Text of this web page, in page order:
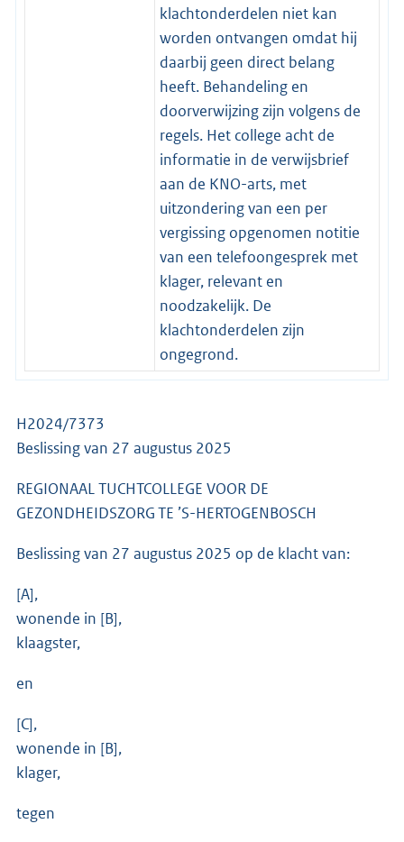
klachtonderdelen niet kan
worden ontvangen omdat hij
daarbij geen direct belang
heeft. Behandeling en
doorverwijzing zijn volgens de
regels. Het college acht de
informatie in de verwijsbrief
aan de KNO-arts, met
uitzondering van een per
vergissing opgenomen notitie
van een telefoongesprek met
klager, relevant en
noodzakelijk. De
klachtonderdelen zijn
ongegrond.
H2024/7373
Beslissing van 27 augustus 2025
REGIONAAL TUCHTCOLLEGE VOOR DE
GEZONDHEIDSZORG TE ’S-HERTOGENBOSCH
Beslissing van 27 augustus 2025 op de klacht van:
[A],
wonende in [B],
klaagster,
en
[C],
wonende in [B],
klager,
tegen